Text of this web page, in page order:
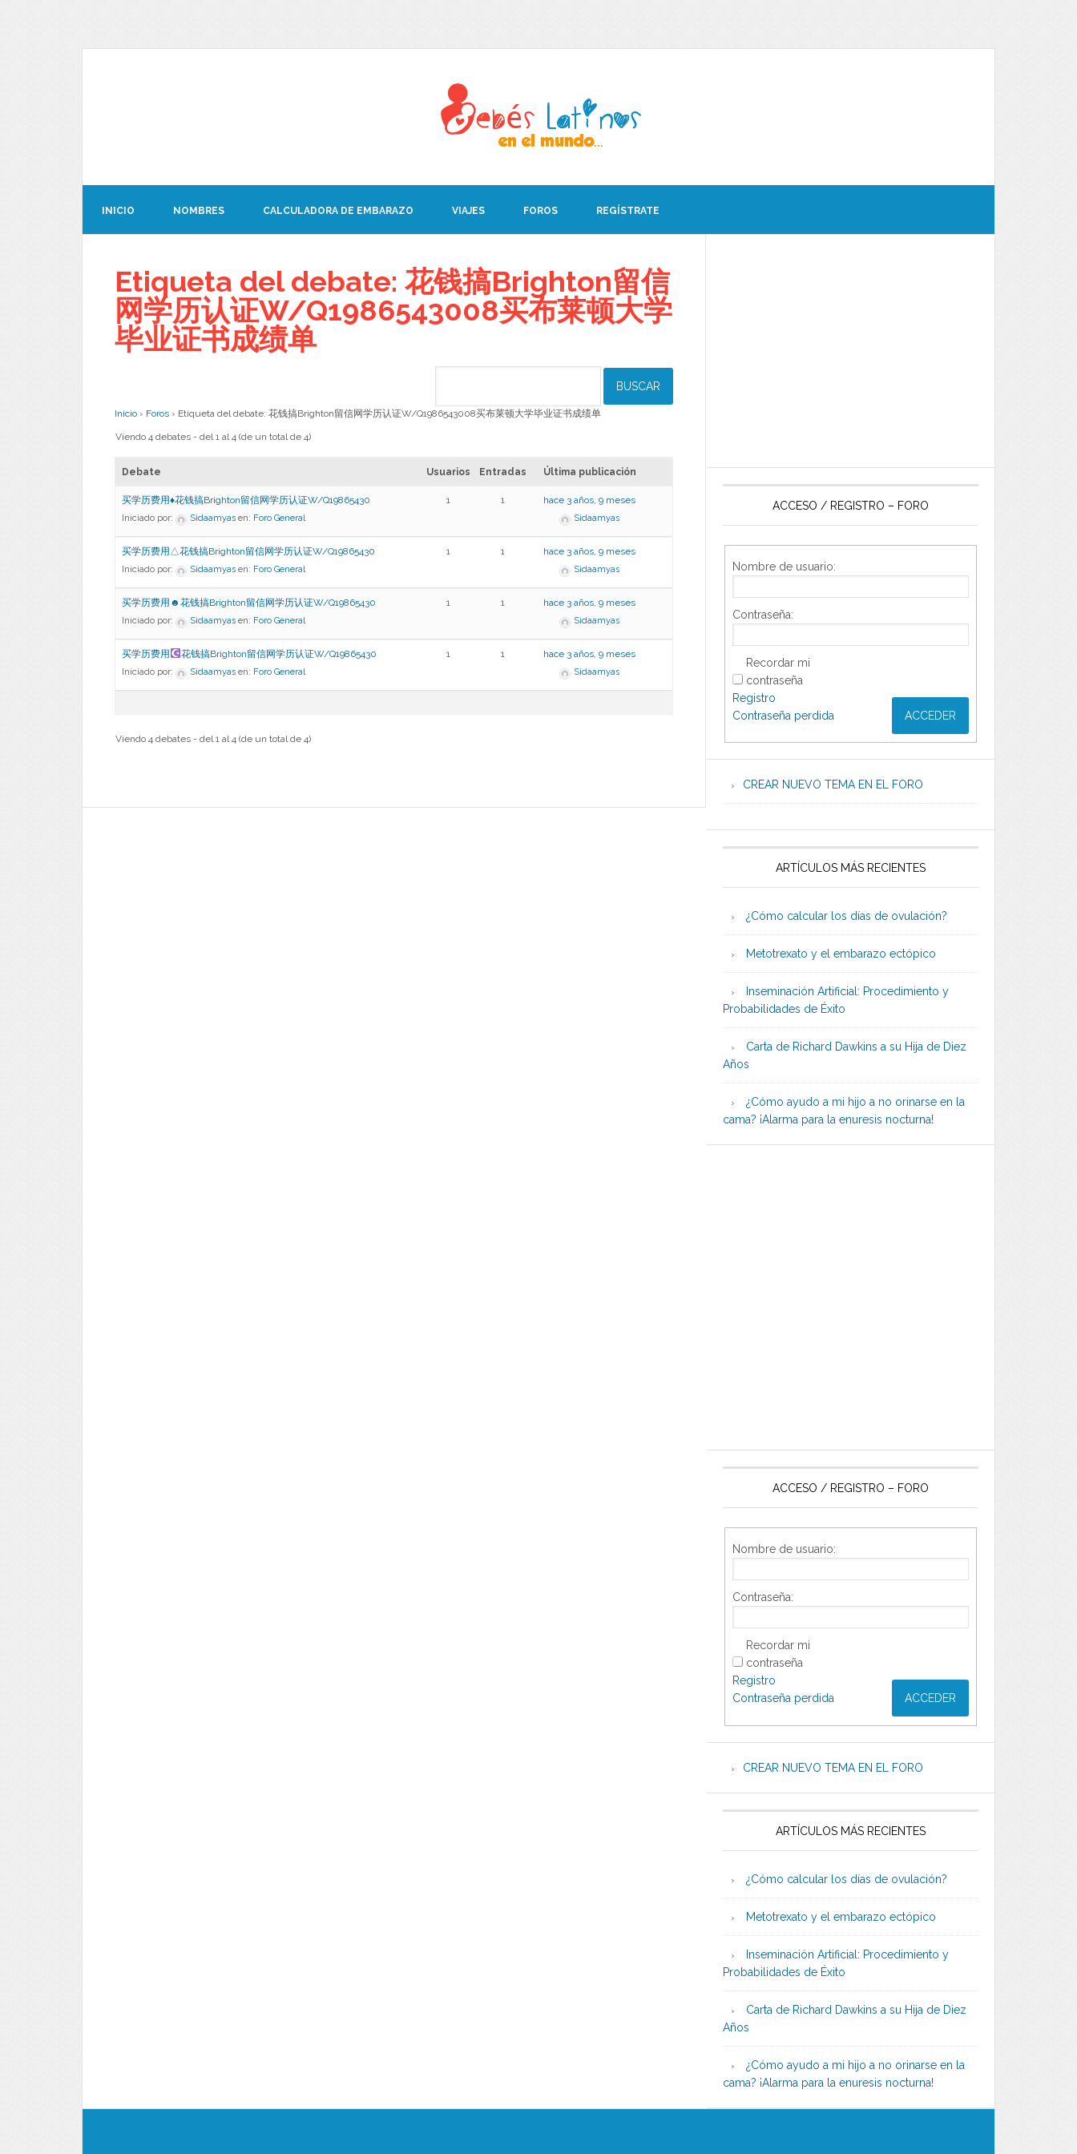
INICIO NOMBRES CALCULADORA DE EMBARAZO VIAJES FOROS REGÍSTRATE
Etiqueta del debate: 花钱搞Brighton留信
网学历认证W/Q1986543008买布莱顿大学
毕业证书成绩单
Inicio › Foros › Etiqueta del debate: 花钱搞Brighton留信网学历认证W/Q1986543008买布莱顿大学毕业证书成绩单
Viendo 4 debates - del 1 al 4 (de un total de 4)
Debate Usuarios Entradas Última publicación
买学历费用♦花钱搞Brighton留信网学历认证W/Q19865430
Iniciado por: Sidaamyas en: Foro General
1 1 hace 3 años, 9 meses
Sidaamyas
买学历费用△花钱搞Brighton留信网学历认证W/Q19865430
Iniciado por: Sidaamyas en: Foro General
1 1 hace 3 años, 9 meses
Sidaamyas
买学历费用☻花钱搞Brighton留信网学历认证W/Q19865430
Iniciado por: Sidaamyas en: Foro General
1 1 hace 3 años, 9 meses
Sidaamyas
买学历费用 花钱搞Brighton留信网学历认证W/Q19865430
Iniciado por: Sidaamyas en: Foro General
1 1 hace 3 años, 9 meses
Sidaamyas
Viendo 4 debates - del 1 al 4 (de un total de 4)
ACCESO / REGISTRO – FORO
Nombre de usuario:
Contraseña:
Recordar mi
contraseña
ACCEDER
Registro
Contraseña perdida
CREAR NUEVO TEMA EN EL FORO
ARTÍCULOS MÁS RECIENTES
¿Cómo calcular los días de ovulación?
Metotrexato y el embarazo ectópico
Inseminación Artificial: Procedimiento y
Probabilidades de Éxito
Carta de Richard Dawkins a su Hija de Diez
Años
¿Cómo ayudo a mi hijo a no orinarse en la
cama? ¡Alarma para la enuresis nocturna!
ACCESO / REGISTRO – FORO
Nombre de usuario:
Contraseña:
Recordar mi
contraseña
ACCEDER
Registro
Contraseña perdida
CREAR NUEVO TEMA EN EL FORO
ARTÍCULOS MÁS RECIENTES
¿Cómo calcular los días de ovulación?
Metotrexato y el embarazo ectópico
Inseminación Artificial: Procedimiento y
Probabilidades de Éxito
Carta de Richard Dawkins a su Hija de Diez
Años
¿Cómo ayudo a mi hijo a no orinarse en la
cama? ¡Alarma para la enuresis nocturna!